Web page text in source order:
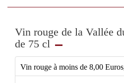
Vin rouge de la Vallée
de 75 cl
Vin rouge à moins de 8,00